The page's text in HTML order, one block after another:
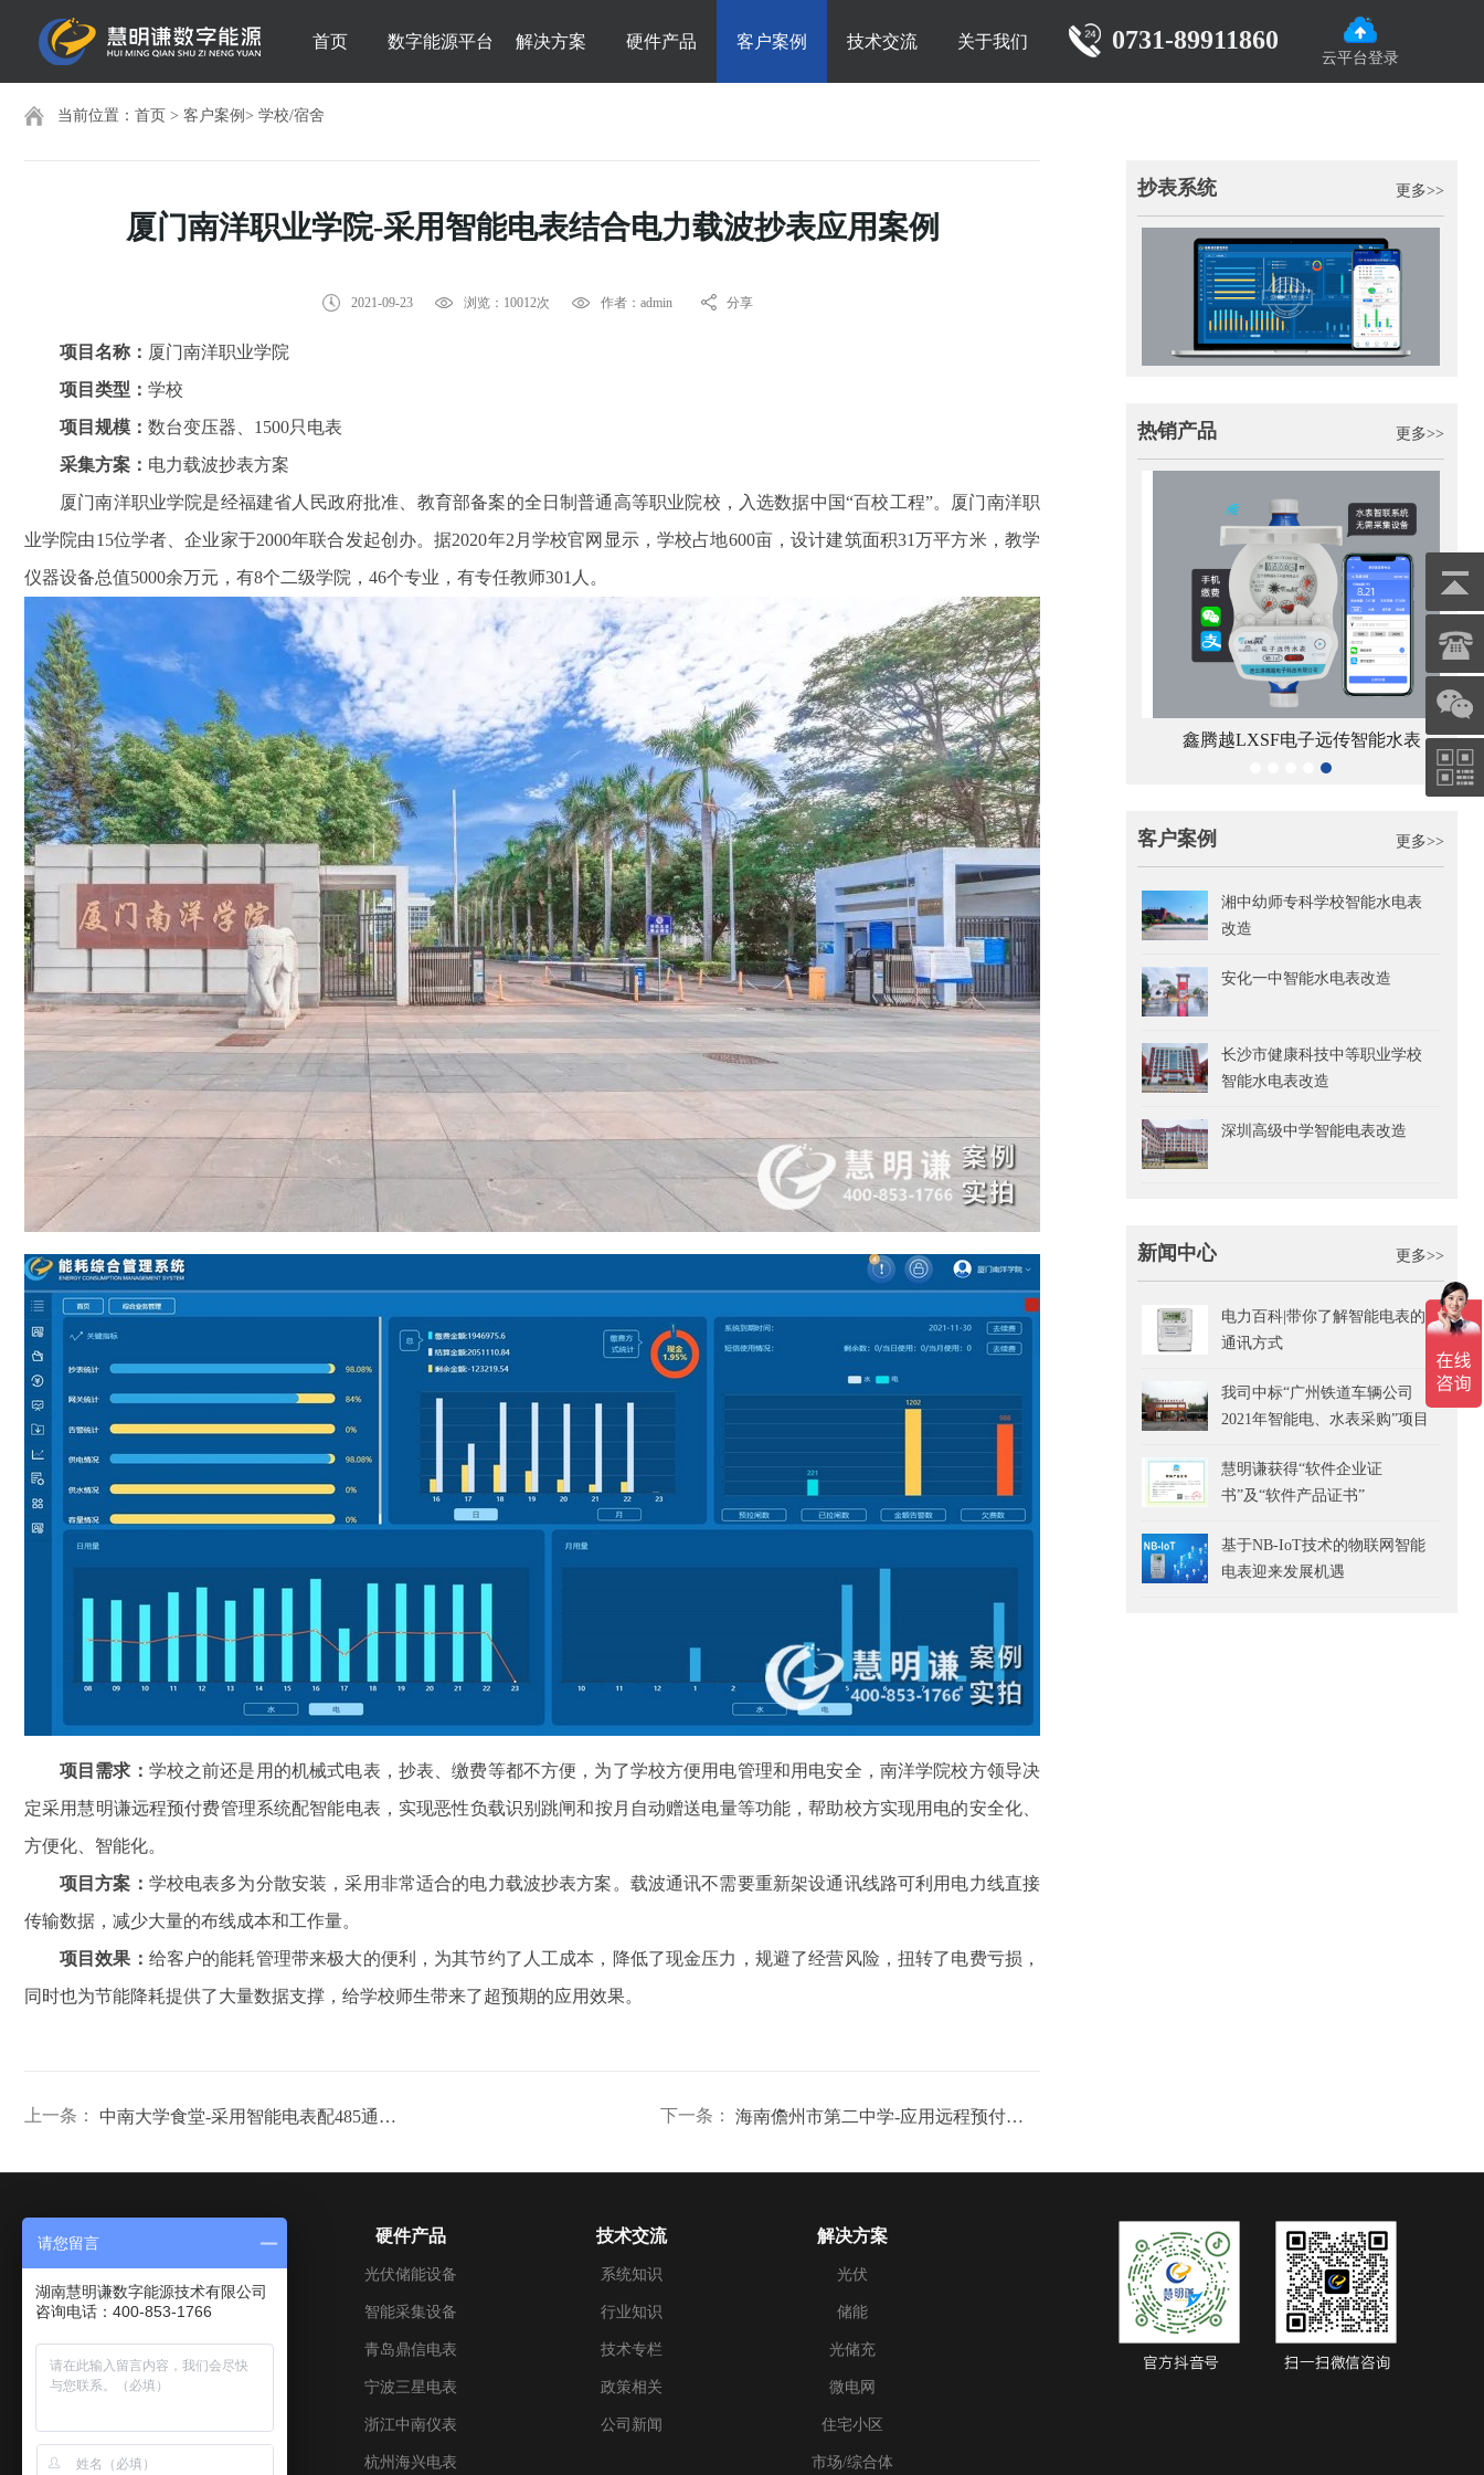
云平台登录
0731-89911860
首页 数字能源平台 解决方案 硬件产品 客户案例 技术交流 关于我们
当前位置： 首页 > 客户案例 > 学校/宿舍
厦门南洋职业学院-采用智能电表结合电力载波抄表应用案例
2021-09-23 浏览：10012次 作者：admin 分享
项目名称： 厦门南洋职业学院
项目类型： 学校
项目规模： 数台变压器、1500只电表
采集方案： 电力载波抄表方案
厦门南洋职业学院是经福建省人民政府批准、教育部备案的全日制普通高等职业院校，入选数据中国“百校工程”。厦门南洋职
业学院由15位学者、企业家于2000年联合发起创办。据2020年2月学校官网显示，学校占地600亩，设计建筑面积31万平方米，教学
仪器设备总值5000余万元，有8个二级学院，46个专业，有专任教师301人。
项目需求： 学校之前还是用的机械式电表，抄表、缴费等都不方便，为了学校方便用电管理和用电安全，南洋学院校方领导决
定采用慧明谦远程预付费管理系统配智能电表，实现恶性负载识别跳闸和按月自动赠送电量等功能，帮助校方实现用电的安全化、
方便化、智能化。
项目方案： 学校电表多为分散安装，采用非常适合的电力载波抄表方案。载波通讯不需要重新架设通讯线路可利用电力线直接
传输数据，减少大量的布线成本和工作量。
项目效果： 给客户的能耗管理带来极大的便利，为其节约了人工成本，降低了现金压力，规避了经营风险，扭转了电费亏损，
同时也为节能降耗提供了大量数据支撑，给学校师生带来了超预期的应用效果。
上一条： 中南大学食堂-采用智能电表配485通讯抄表系统案例 下一条： 海南儋州市第二中学-应用远程预付费抄表管理系统案例
抄表系统 更多>>
热销产品 更多>>
星DDZY188-Z型4G通讯智能电
能表
杭州海兴DDZY208-Z型RS485通讯智
能电能表
青岛鼎信DDZY1710-Z型单相载波通讯
智能电能表
二代蓝牙抄表终端 鑫腾越LXSF电子远传智能水表 宁波
客户案例 更多>>
湘中幼师专科学校智能水电表
改造
安化一中智能水电表改造
长沙市健康科技中等职业学校
智能水电表改造
深圳高级中学智能电表改造
新闻中心 更多>>
电力百科|带你了解智能电表的
通讯方式
我司中标“广州铁道车辆公司
2021年智能电、水表采购”项目
慧明谦获得“软件企业证
书”及“软件产品证书”
基于NB-IoT技术的物联网智能
电表迎来发展机遇
成长历程
企业文化
加入我们
硬件产品
光伏储能设备
智能采集设备
青岛鼎信电表
宁波三星电表
浙江中南仪表
杭州海兴电表
技术交流
系统知识
行业知识
技术专栏
政策相关
公司新闻
解决方案
光伏
储能
光储充
微电网
住宅小区
市场/综合体
请您留言
湖南慧明谦数字能源技术有限公司
咨询电话：400-853-1766